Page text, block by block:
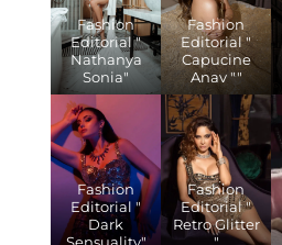
Fashion
Editorial "
Nathanya
Sonia"
Fashion
Editorial "
Capucine
Anav ""
Fashion
Editorial "
Dark
Sensuality"
Fashion
Editorial "
Retro Glitter
"